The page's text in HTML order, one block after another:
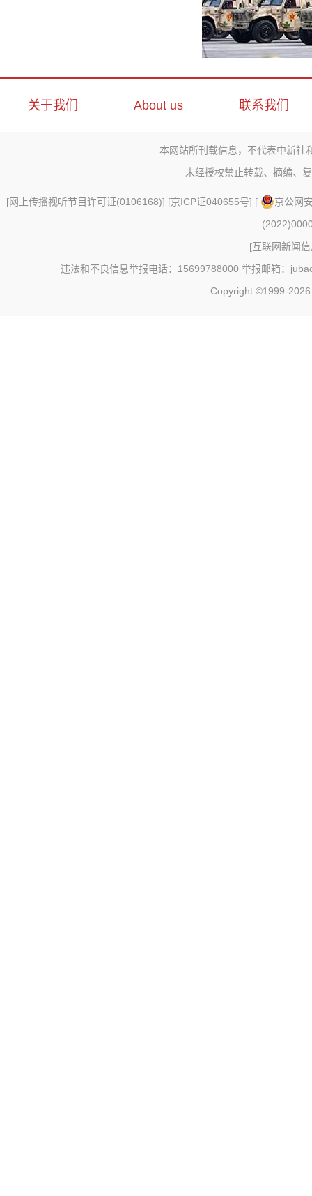
关于我们 About us 联系我们
本网站所刊载信息，不代表中新社
未经授权禁止转载、摘编、
[网上传播视听节目许可证(0106168)] [京ICP证040655号] [
京公网
[互联网新闻
违法和不良信息举报电话：15699788000 举报邮箱：
Copyright ©1999-